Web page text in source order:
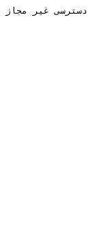
دسترسی غیر مجاز